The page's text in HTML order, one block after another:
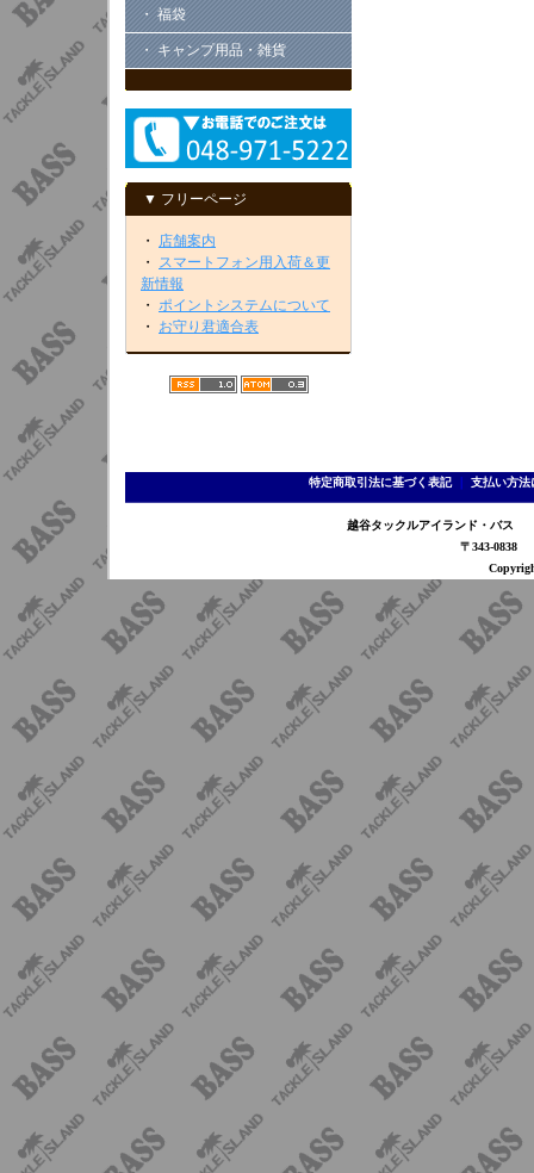
・ 福袋
・ キャンプ用品・雑貨
▼ フリーページ
・ 店舗案内
・ スマートフォン用入荷＆更
新情報
・ ポイントシステムについて
・ お守り君適合表
特定商取引法に基づく表記｜ 支払い方法
越谷タックルアイランド・バ
〒343-0838